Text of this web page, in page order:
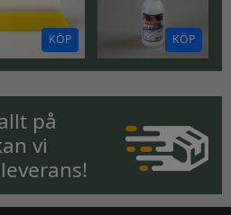
KÖP KÖP
på
vi